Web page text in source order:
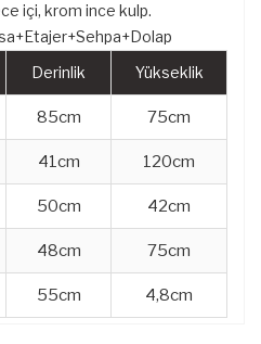
içi, krom ince kulp.
Derinlik Yükseklik
85cm 75cm
41cm 120cm
50cm 42cm
48cm 75cm
55cm 4,8cm